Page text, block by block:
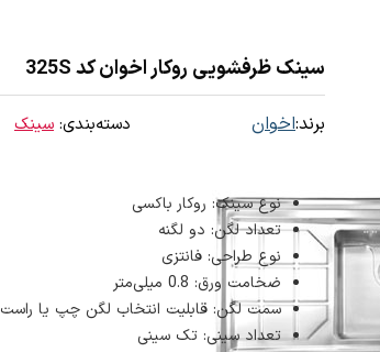
سینک ظرفشویی روکار اخوان کد 325S
برند:اخوان دسته‌بندی: سینک
نوع سینک: روکار باکسی
تعداد لگن: دو لگنه
نوع طراحی: فانتزی
ضخامت ورق: 0.8 میلی‌متر
سمت لگن: قابلیت انتخاب لگن چپ یا راست
تعداد سینی: تک سینی